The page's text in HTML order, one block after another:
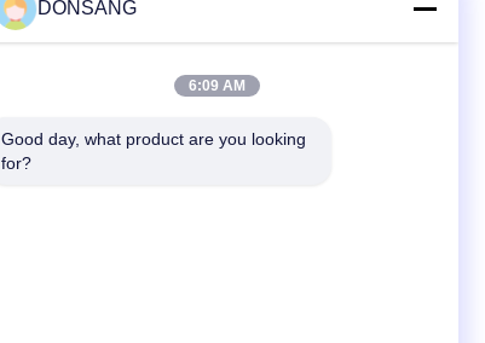
DONSANG
6:09 AM
Good day, what product are you looking
for?